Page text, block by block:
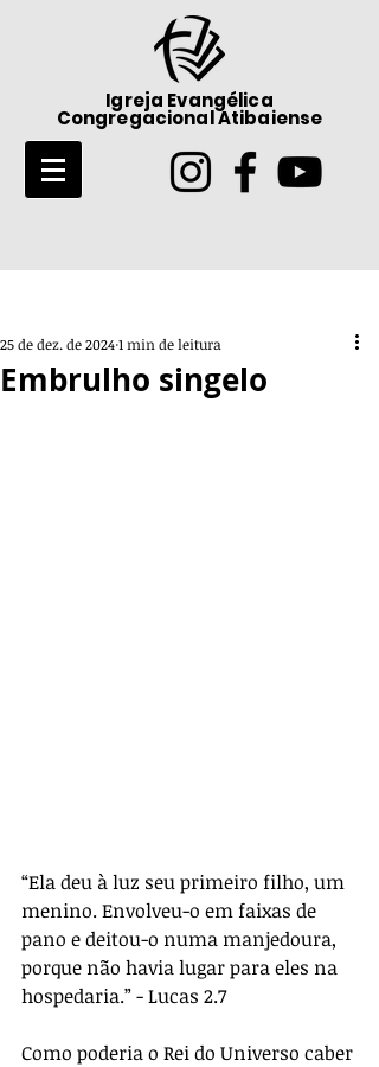
Igreja Evangélica
Congregacional Atibaiense
Embrulho singelo
25 de dez. de 20241 min de leitura
“Ela deu à luz seu primeiro filho, um
menino. Envolveu-o em faixas de
pano e deitou-o numa manjedoura,
porque não havia lugar para eles na
hospedaria.” - Lucas 2.7
Como poderia o Rei do Universo caber